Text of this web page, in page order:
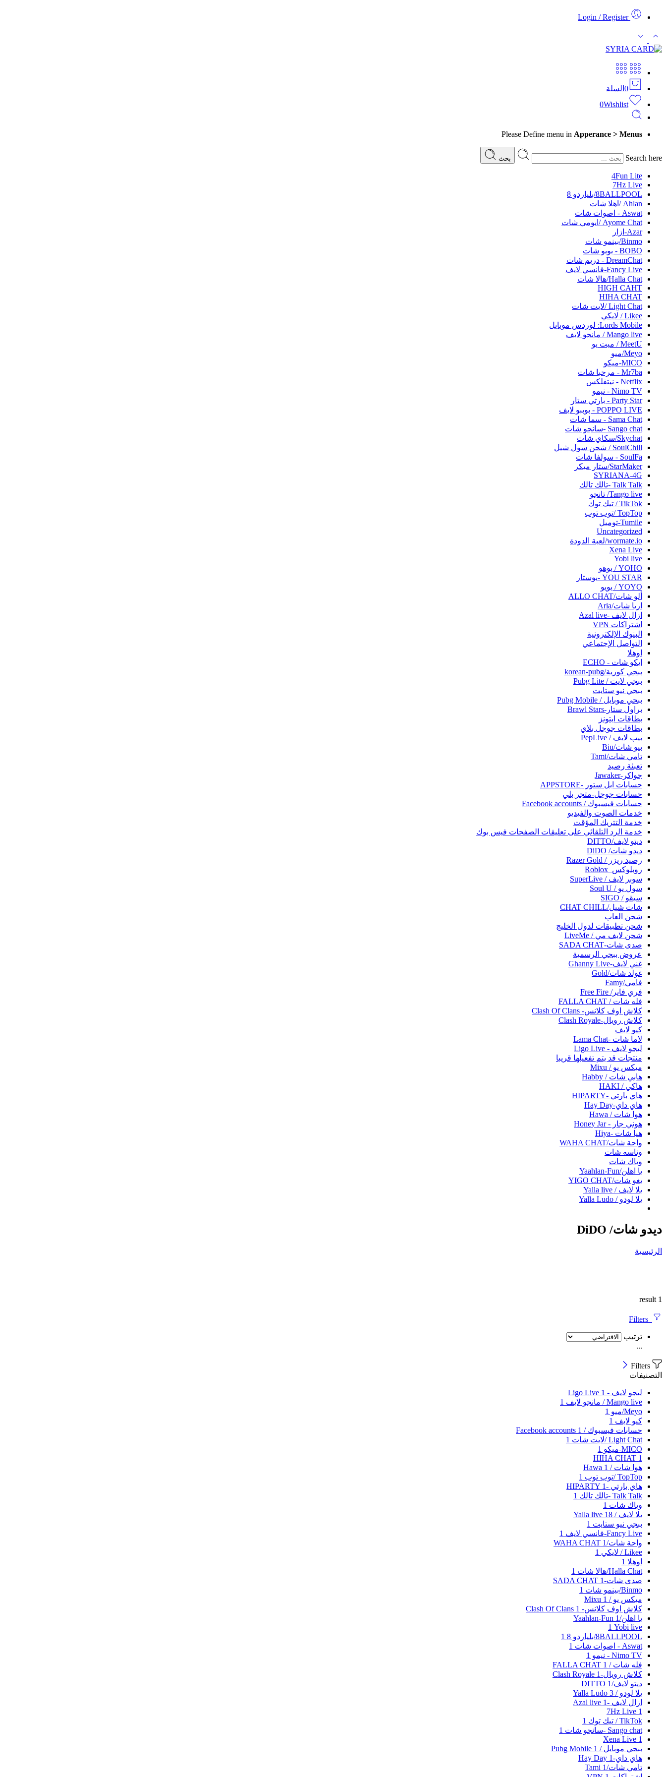
Login / Register
0 السلة
0Wishlist
Please Define menu in Apperance > Menus
Search here بحث
4Fun Lite
7Hz Live
8BALLPOOL/بلياردو 8
Ahlan /اهلا شات
Aswat - اصوات شات
Ayome Chat /ايومي شات
Azar-ازار
Binmo/بينمو شات
BOBO - بوبو شات
DreamChat - دريم شات
Fancy Live-فانسي لايف
Halla Chat/هالا شات
HIGH CAHT
HIHA CHAT
Light Chat /لايت شات
Likee / لايكي
Lords Mobile: لوردس موبايل
Mango live / مانجو لايف
MeetU / ميت يو
Meyo/ميو
MICO-ميكو
Mr7ba - مرحبا شات
Netflix - نيتفلكس
Nimo TV - نيمو
Party Star - بارتي ستار
POPPO LIVE - بوببو لايف
Sama Chat - سما شات
Sango chat -سانجو شات
Skychat/سكاي شات
SoulChill / شحن سول شيل
SoulFa - سولفا شات
StarMaker/ستار ميكر
SYRIANA-4G
Talk Talk -تالك تالك
Tango live/ تانجو
TikTok / تيك توك
TopTop /توب توب
Tumile-توميل
Uncategorized
wormate.io/لعبة الدودة
Xena Live
Yobi live‏
YOHO / يوهو
YOU STAR -يوستار
YOYO / يويو
ألو شات/ALLO CHAT
اريا شات/Aria
ازال لايف -Azal live
اشتراكات VPN
البنوك الإلكترونية
التواصل الإجتماعي
اوهلا
ايكو شات - ECHO
ببجي كورية/korean-pubg
ببجي لايت / Pubg Lite
ببجي نيو ستايت
ببحي موبايل / Pubg Mobile
براول ستار-Brawl Stars
بطاقات ايتونز
بطاقات جوجل بلاي
بيب لايف / PepLive
بيو شات/Biu
تامي شات/Tami
تعبئة رصيد
جواكر-Jawaker
حسابات ابل ستور -APPSTORE
حسابات جوجل-متجر بلي
حسابات فيسبوك / Facebook accounts
خدمات الصوت والفيديو
خدمة التتريك المؤقت
خدمة الرد التلقائي على تعليقات الصفحات فيس بوك
ديتو لايف/DITTO
ديدو شات/ DiDO
رصيد ريزر / Razer Gold
روبلوكس_Roblox
سوبر لايف / SuperLive
سول يو / Soul U
سيقو / SIGO
شات شيل/CHAT CHILL
شحن العاب
شحن تطبيقات لدول الخليج
شحن لايف مي / LiveMe
صدى شات-SADA CHAT
عروض ببجي الرسمية
غني لايف-Ghanny Live
غولد شات/Gold
فامي/Famy
فري فاير/ Free Fire
فله شات / FALLA CHAT
كلاش اوف كلانس- Clash Of Clans
كلاش رويال-Clash Royale
كيو لايف
لاما شات -Lama Chat
ليجو لايف - Ligo Live
منتجات قد يتم تفعيلها قريبا
ميكس يو / Mixu
هابي شات / Habby
هاكي / HAKI
هاي بارتي -HIPARTY
هاي داي-Hay Day
هوا شات / Hawa
هوني جار - Honey Jar
هيا شات -Hiya
واحة شات/WAHA CHAT
وناسه شات
وياك شات
يا اهلن/Yaahlan-Fun
يغو شات/YIGO CHAT
يلا لايف / Yalla live
يلا لودو / Yalla Ludo
ديدو شات/ DiDO
الرئيسية
1 result
ترتيب
...
التصنيفات
ليجو لايف - Ligo Live 1
Mango live / مانجو لايف
1
Meyo/ميو
1
كيو لايف 1
حسابات فيسبوك / Facebook accounts 1
Light Chat /لايت شات
1
MICO-ميكو
1
HIHA CHAT 1
هوا شات / Hawa 1
TopTop /توب توب
1
هاي بارتي -HIPARTY1
Talk Talk -تالك تالك
1
وياك شات 1
يلا لايف / Yalla live 18
ببجي نيو ستايت 1
Fancy Live-فانسي لايف
1
واحة شات/WAHA CHAT1
Likee / لايكي
1
اوهلا 1
Halla Chat/هالا شات
1
صدى شات-SADA CHAT1
Binmo/بينمو شات
1
ميكس يو / Mixu 1
كلاش اوف كلانس- Clash Of Clans 1
يا اهلن/Yaahlan-Fun1
Yobi live‏
1
8BALLPOOL/بلياردو 8
1
Aswat - اصوات شات
1
Nimo TV - نيمو
1
فله شات / FALLA CHAT 1
كلاش رويال-Clash Royale1
ديتو لايف/DITTO1
يلا لودو / Yalla Ludo 3
ازال لايف -Azal live1
7Hz Live 1
TikTok / تيك توك
1
Sango chat -سانجو شات
1
Xena Live 1
ببحي موبايل / Pubg Mobile 1
هاي داي-Hay Day1
تامي شات/Tami1